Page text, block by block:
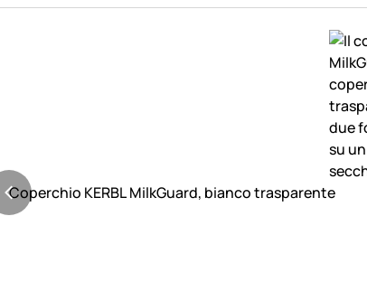
Coperchio KERBL MilkGuard, bianco trasparente